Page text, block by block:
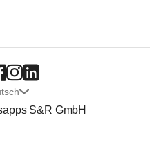
S&R GmbH